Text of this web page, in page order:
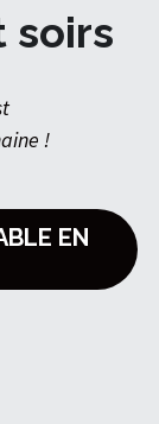
soirs
!
EN